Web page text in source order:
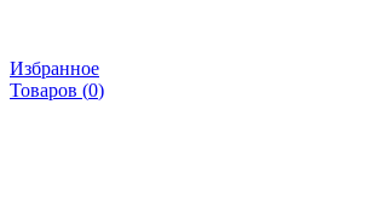
Избранное
Товаров (0)